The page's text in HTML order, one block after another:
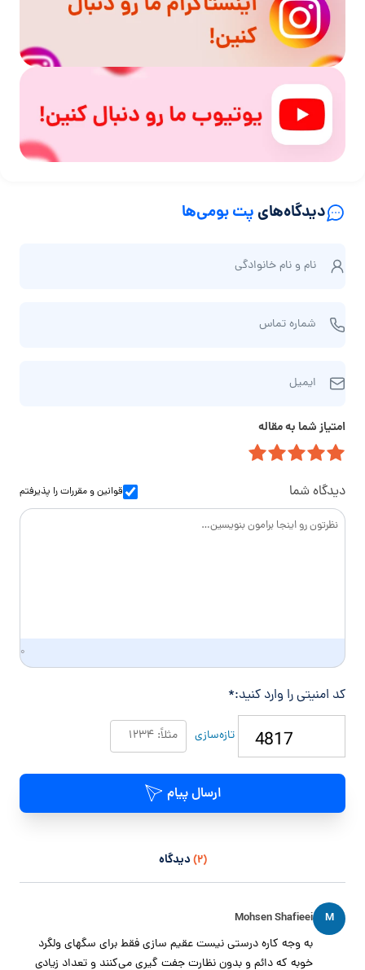
دیدگاه‌های پت بومی‌ها
ا
و
م‌
ا
ن
و
ا
د
گ
نام و نام‌ خانوادگی
م
ر
ا
شماره تماس
ی
ی
ل
ایمیل
امتیاز شما به مقاله
دیدگاه شما قوانین و مقرراترا پذیرفتم
۰
کد امنیتی را وارد کنید:*
تازه‌سازی
ارسال پیام
(۲) دیدگاه
M
Mohsen Shafieei
به وجه کاره درستی نیست عقیم سازی فقط برای سگهای ولگرد
خوبه که دائم و بدون نظارت جفت گیری می‌کنند و تعداد زیادی